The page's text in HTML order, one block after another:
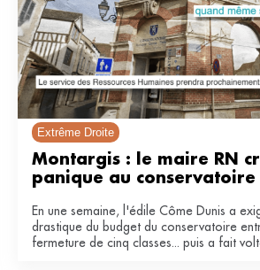
Extrême Droite
Montargis : le maire RN
En une semaine, l'édile Côme Dunis a
drastique du budget du conservatoire
fermeture de cinq classes... puis a fait